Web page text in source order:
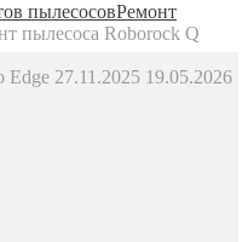
пылесосовРемонт
пылесоса Roborock Q
Edge 27.11.2025 19.05.2026